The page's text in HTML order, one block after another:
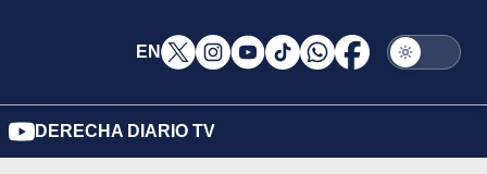
EN
DERECHA DIARIO TV